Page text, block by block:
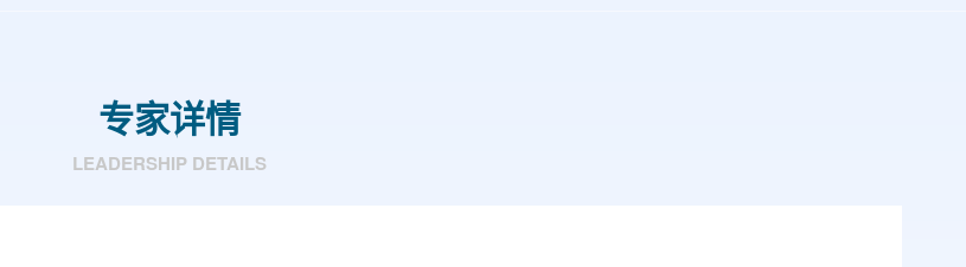
专家详情
LEADERSHIP DETAILS